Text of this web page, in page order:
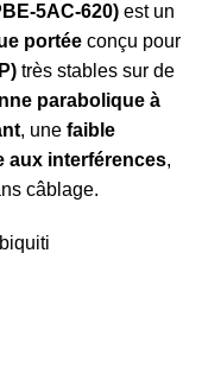
5AC-620) est un
portée conçu pour
très stables sur de
parabolique à
, une faible
aux interférences,
câblage.